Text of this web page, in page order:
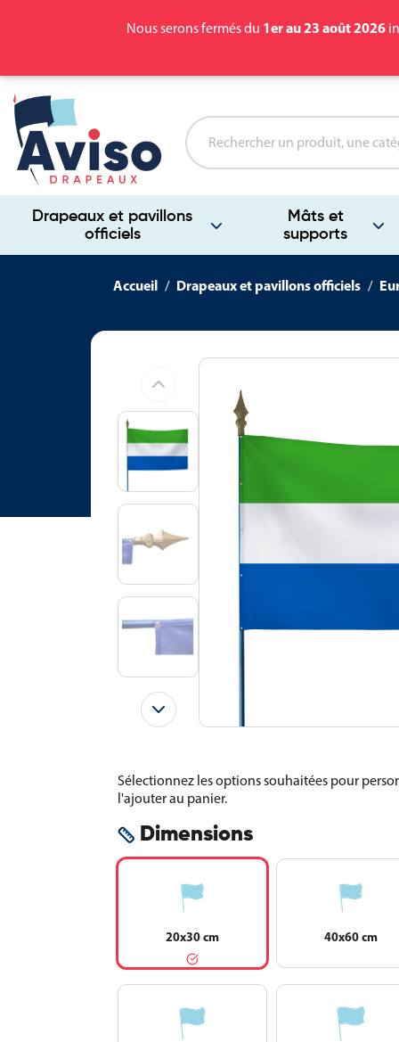
Nous serons fermés du 1er au 23 août 2026
Drapeaux et pavillons
officiels
Mâts et
supports
Accueil Drapeaux et pavillons officiels
Sélectionnez les options souhaitées pour
l'ajouter au panier.
Dimensions
20x30 cm 40x60 cm